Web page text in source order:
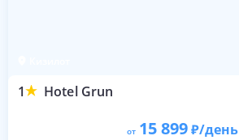
1 Hotel Grun
от 15 899 /день